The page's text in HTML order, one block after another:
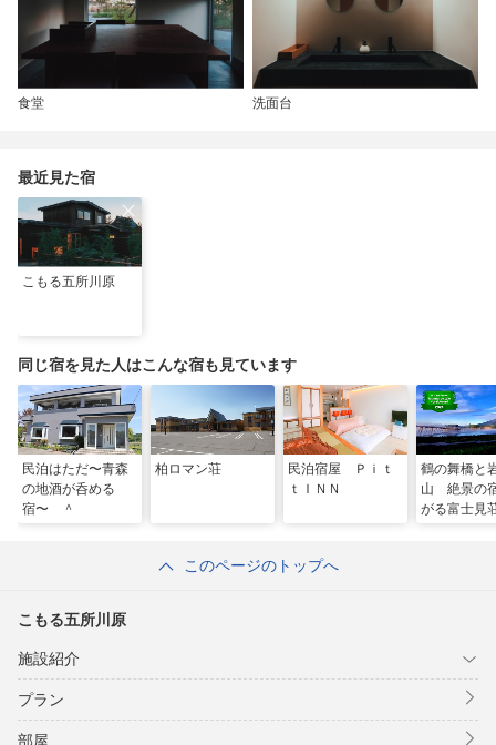
食堂 洗面台
最近見た宿
こもる五所川原
同じ宿を見た人はこんな宿も見ています
民泊はただ〜青森
の地酒が呑める
宿〜 ＾
柏ロマン荘
民泊宿屋 Ｐｉｔ
ｔＩＮＮ
鶴の舞橋と
山 絶景の
がる富士見
このページのトップへ
こもる五所川原
施設紹介
プラン
部屋